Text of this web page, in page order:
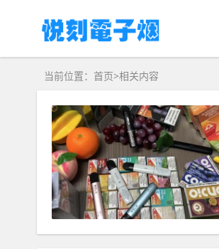
当前位置： 首页>相关内容